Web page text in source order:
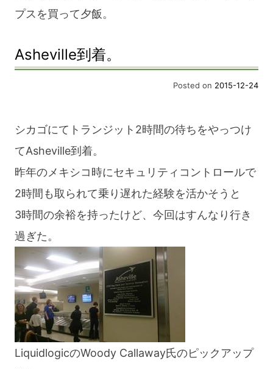
プスを買って夕飯。
Asheville到着。
Posted on 2015-12-24
シカゴにてトランジット2時間の待ちをやっつけ
てAsheville到着。
昨年のメキシコ時にセキュリティコントロールで
2時間も取られて乗り遅れた経験を活かそうと
3時間の余裕を持ったけど、今回はすんなり行き
過ぎた。
LiquidlogicのWoody Callaway氏のピックアップ